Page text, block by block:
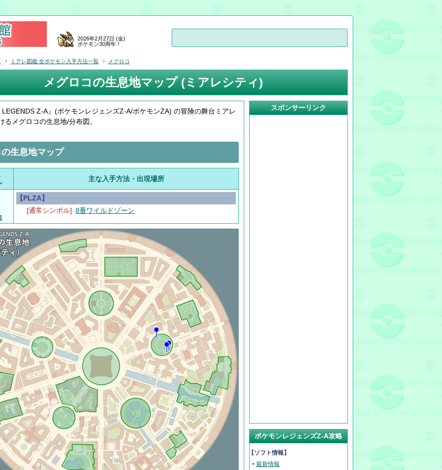
メグロコの生息地マップ (ミアレシティ)
Z-A』(ポケモンレジェンズZ-A/ポケモンZA) の冒険の舞台ミアレ
るメグロコの生息地/分布図。
生息地マップ
主な入手方法・出現場所
【PLZA】
[通常シンボル] 8番ワイルドゾーン
スポンサーリンク
ポケモンレジェンズZ-A攻略
【ソフト情報】
最新情報
2026年2月27日 (金)
ポケモン30周年！
ミアレ図鑑 全ポケモン入手方法一覧 メグロコ